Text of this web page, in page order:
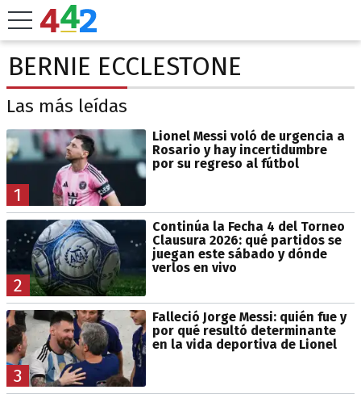
BERNIE ECCLESTONE
Las más leídas
1
Lionel Messi voló de urgencia a
Rosario y hay incertidumbre
por su regreso al fútbol
2
Continúa la Fecha 4 del Torneo
Clausura 2026: qué partidos se
juegan este sábado y dónde
verlos en vivo
3
Falleció Jorge Messi: quién fue y
por qué resultó determinante
en la vida deportiva de Lionel